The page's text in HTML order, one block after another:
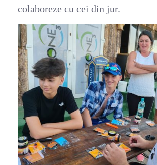
colaboreze cu cei din jur.